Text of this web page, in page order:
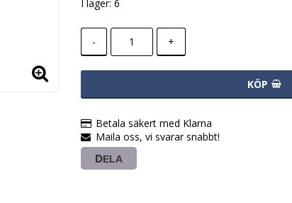
I lager: 6
- +
KÖP
Betala säkert med Klarna
Maila oss, vi svarar snabbt!
DELA